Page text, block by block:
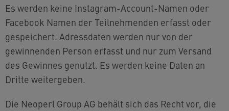
Es werden keine Instagram-Account-Namen oder
Facebook Namen der Teilnehmenden erfasst oder
gespeichert. Adressdaten werden nur von der
gewinnenden Person erfasst und nur zum Versand
des Gewinnes genutzt. Es werden keine Daten an
Dritte weitergeben.
Die Neoperl Group AG behält sich das Recht vor, die